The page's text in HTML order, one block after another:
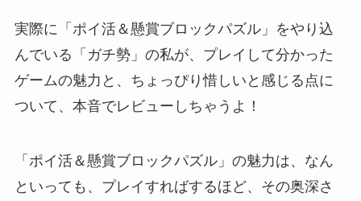
実際に「ポイ活＆懸賞ブロックパズル」をやり込
んでいる「ガチ勢」の私が、プレイして分かった
ゲームの魅力と、ちょっぴり惜しいと感じる点に
ついて、本音でレビューしちゃうよ！
「ポイ活＆懸賞ブロックパズル」の魅力は、なん
といっても、プレイすればするほど、その奥深さ